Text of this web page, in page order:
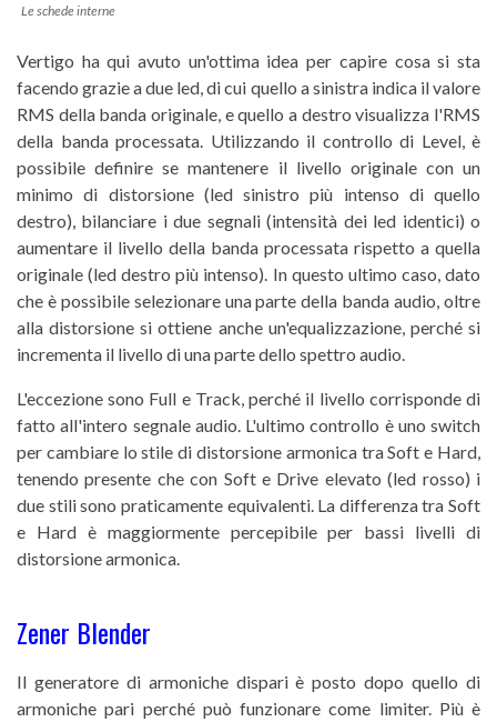
Le schede interne
Vertigo ha qui avuto un'ottima idea per capire cosa si sta
facendo grazie a due led, di cui quello a sinistra indica il valore
RMS della banda originale, e quello a destro visualizza l'RMS
della banda processata. Utilizzando il controllo di Level, è
possibile definire se mantenere il livello originale con un
minimo di distorsione (led sinistro più intenso di quello
destro), bilanciare i due segnali (intensità dei led identici) o
aumentare il livello della banda processata rispetto a quella
originale (led destro più intenso). In questo ultimo caso, dato
che è possibile selezionare una parte della banda audio, oltre
alla distorsione si ottiene anche un'equalizzazione, perché si
incrementa il livello di una parte dello spettro audio.
L'eccezione sono Full e Track, perché il livello corrisponde di
fatto all'intero segnale audio. L'ultimo controllo è uno switch
per cambiare lo stile di distorsione armonica tra Soft e Hard,
tenendo presente che con Soft e Drive elevato (led rosso) i
due stili sono praticamente equivalenti. La differenza tra Soft
e Hard è maggiormente percepibile per bassi livelli di
distorsione armonica.
Zener Blender
Il generatore di armoniche dispari è posto dopo quello di
armoniche pari perché può funzionare come limiter. Più è